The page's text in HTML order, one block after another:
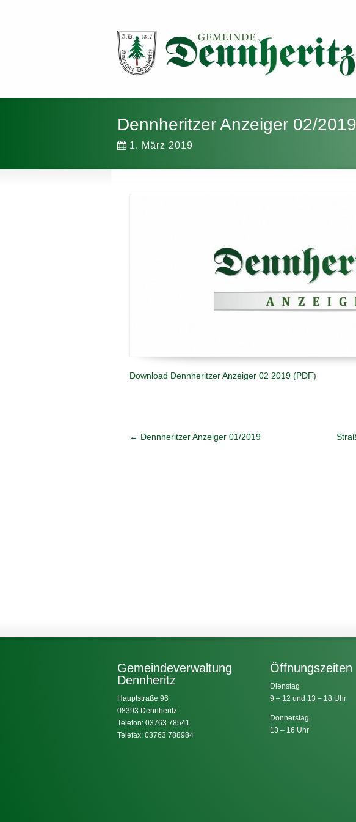
Dennheritzer Anzeiger 02/2019
1. März 2019
Download Dennheritzer Anzeiger 02 2019 (PDF)
← Dennheritzer Anzeiger 01/2019
Gemeindeverwaltung
Dennheritz
Hauptstraße 96
08393 Dennheritz
Telefon: 03763 78541
Telefax: 03763 788984
Öffnungszeiten
Dienstag
9 – 12 und 13 – 18 Uhr
Donnerstag
13 – 16 Uhr